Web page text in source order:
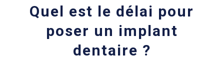
Quel est le délai pour
poser un implant
dentaire ?